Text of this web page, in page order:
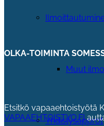
Muut
Yhdistysapprot
OLKA-TOIMINTA
Etsitkö vapaaehtoistyötä
VAPAAEHTOISTYO.FI